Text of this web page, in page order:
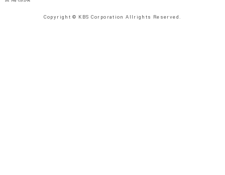
Copyright © KBS Corporation Allrights Reserved.